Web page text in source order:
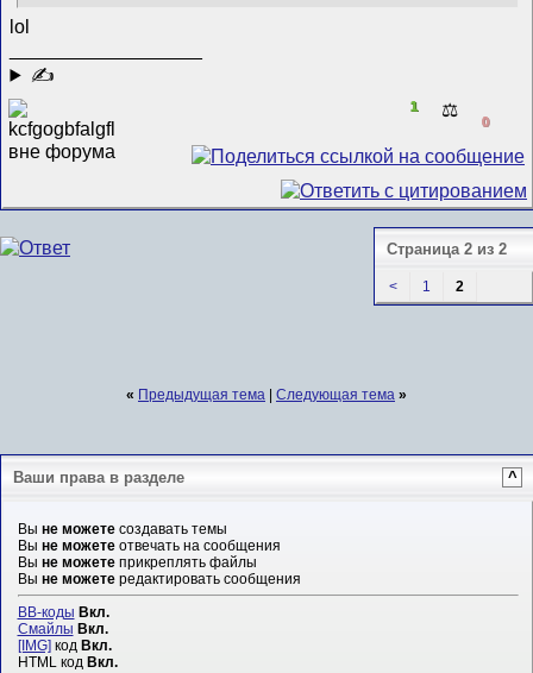
lol
✍
1 ⚖️
0
Страница 2 из 2
< 1 2
« Предыдущая тема Следующая тема »
Ваши права в разделе ^
Вы не можетесоздавать темы
Вы не можетеотвечать на сообщения
Вы не можетеприкреплять файлы
Вы не можетередактировать сообщения
BB-коды Вкл.
Смайлы Вкл.
[IMG] код Вкл.
HTML код Вкл.